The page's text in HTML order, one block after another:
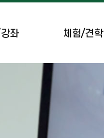
좌 체험/견학